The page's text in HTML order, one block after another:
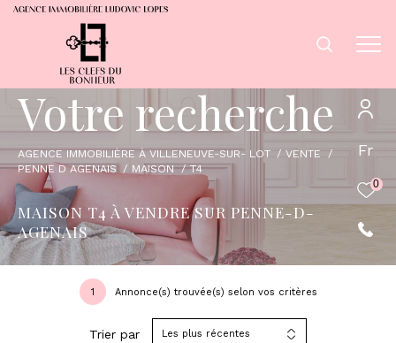
Fr
0
Votre recherche
AGENCE IMMOBILIÈRE À VILLENEUVE-SUR- LOT
VENTE
PENNE D AGENAIS
MAISON T4
MAISON T4 À VENDRE SUR PENNE-D-
AGENAIS
1 Annonce(s) trouvée(s) selon vos critères
Trier par Les plus récentes